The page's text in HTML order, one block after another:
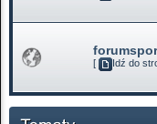
[ Idź do